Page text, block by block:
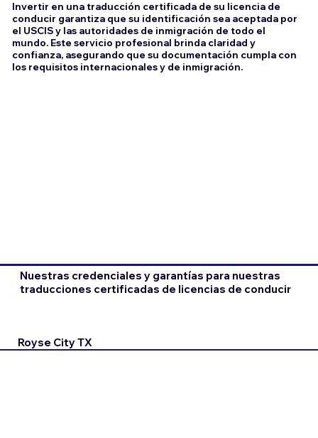
Invertir en una traducción certificada de su licencia de
conducir garantiza que su identificación sea aceptada por
el USCIS y las autoridades de inmigración de todo el
mundo. Este servicio profesional brinda claridad y
confianza, asegurando que su documentación cumpla con
los requisitos internacionales y de inmigración.
Nuestras credenciales y garantías para nuestras
traducciones certificadas de licencias de conducir
Royse City TX